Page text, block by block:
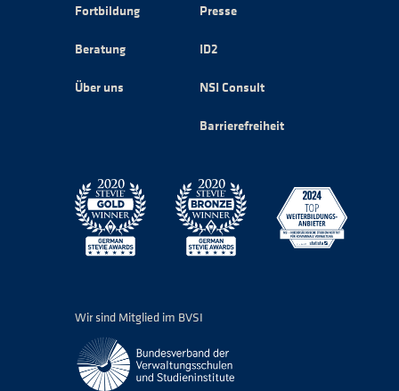
Fortbildung
Beratung
Über uns
Presse
ID2
NSI Consult
Barrierefreiheit
Wir sind Mitglied im BVSI